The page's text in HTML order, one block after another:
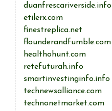
duanfrescariverside.info
etilerx.com
finestreplica.net
flounderandfumble.com
healthohunt.com
retefuturah.info
smartinvestinginfo.info
technewsalliance.com
technonetmarket.com